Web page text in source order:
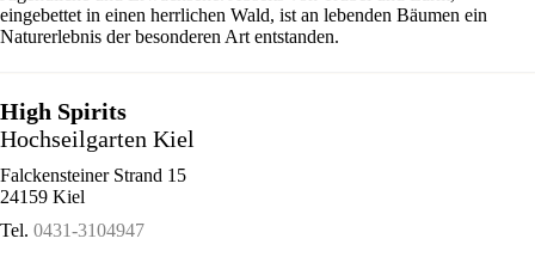
eingebettet in einen herrlichen Wald, ist an lebenden Bäumen ein
Naturerlebnis der besonderen Art entstanden.
High Spirits
Hochseilgarten Kiel
Falckensteiner Strand 15
24159 Kiel
Tel. 0431-3104947